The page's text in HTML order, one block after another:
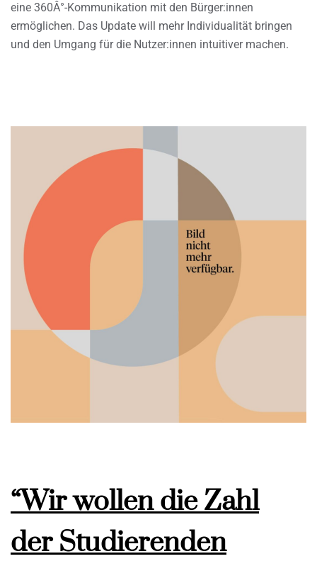
eine 360Â°-Kommunikation mit den Bürger:innen
ermöglichen. Das Update will mehr Individualität bringen
und den Umgang für die Nutzer:innen intuitiver machen.
“Wir wollen die Zahl
der Studierenden